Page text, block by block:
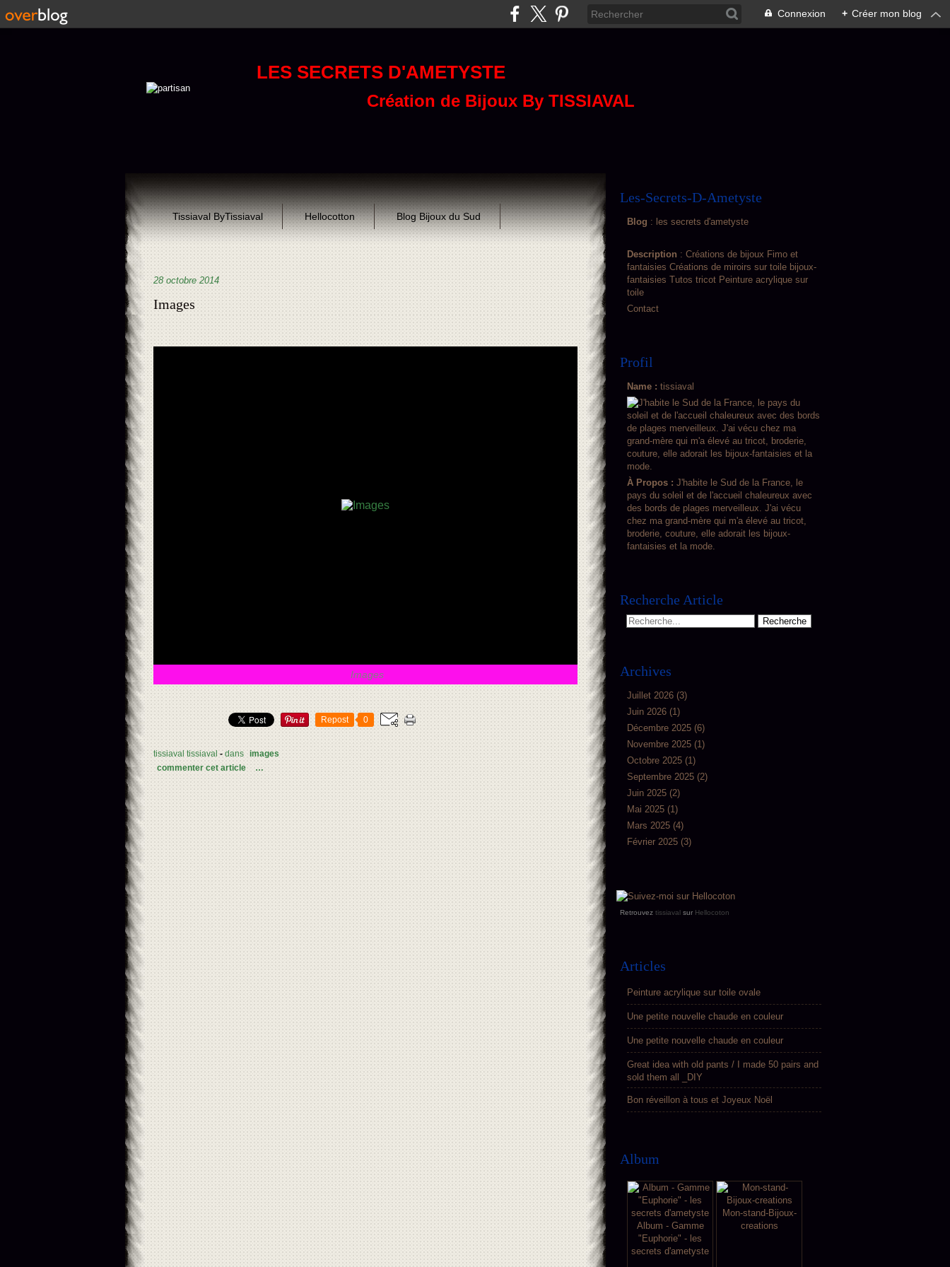
Connexion + Créer mon blog
LES SECRETS D'AMETYSTE
Création de Bijoux By TISSIAVAL
Tissiaval ByTissiaval Hellocotton Blog Bijoux du Sud
28 octobre 2014
Images
Images
Repost 0
tissiaval tissiaval - dans images
commenter cet article
…
Les-Secrets-D-Ametyste
Blog : les secrets d'ametyste
Description : Créations de bijoux Fimo et
fantaisies Créations de miroirs sur toile bijoux-
fantaisies Tutos tricot Peinture acrylique sur
toile
Contact
Profil
Name : tissiaval
À Propos : J'habite le Sud de la France, le
pays du soleil et de l'accueil chaleureux avec
des bords de plages merveilleux. J'ai vécu
chez ma grand-mère qui m'a élevé au tricot,
broderie, couture, elle adorait les bijoux-
fantaisies et la mode.
Recherche Article
Archives
Juillet 2026 (3)
Juin 2026 (1)
Décembre 2025 (6)
Novembre 2025 (1)
Octobre 2025 (1)
Septembre 2025 (2)
Juin 2025 (2)
Mai 2025 (1)
Mars 2025 (4)
Février 2025 (3)
Retrouvez tissiaval sur Hellocoton
Articles
Peinture acrylique sur toile ovale
Une petite nouvelle chaude en couleur
Une petite nouvelle chaude en couleur
Great idea with old pants / I made 50 pairs and
sold them all _DIY
Bon réveillon à tous et Joyeux Noël
Album
Album - Gamme
"Euphorie" - les
secrets d'ametyste
Mon-stand-Bijoux-
creations